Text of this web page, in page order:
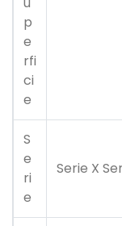
p
e
rfi
ci
e
S
e
ri
e
Serie X